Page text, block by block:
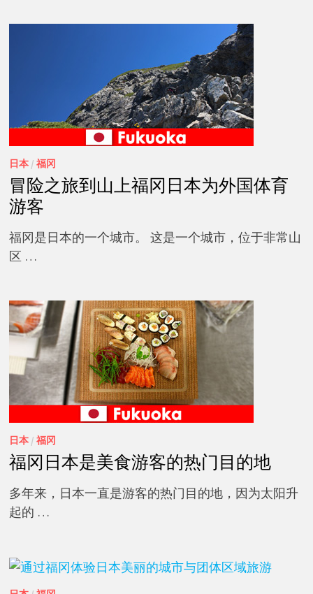
日本/ 福冈
冒险之旅到山上福冈日本为外国体育
游客
福冈是日本的一个城市。 这是一个城市，位于非常山
区 …
日本/ 福冈
福冈日本是美食游客的热门目的地
多年来，日本一直是游客的热门目的地，因为太阳升
起的 …